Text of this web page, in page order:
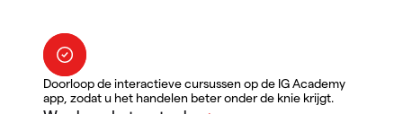
Doorloop de interactieve cursussen op de IG Academy
app, zodat u het handelen beter onder de knie krijgt.